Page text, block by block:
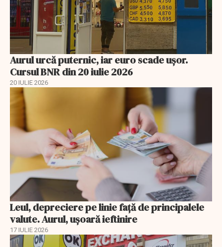
Aurul urcă puternic, iar euro scade ușor.
Cursul BNR din 20 iulie 2026
20 IULIE 2026
Leul, depreciere pe linie faţă de principalele
valute. Aurul, uşoară ieftinire
17 IULIE 2026